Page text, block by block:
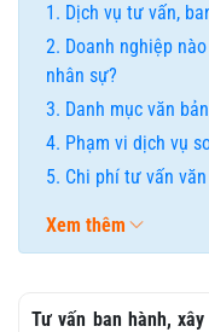
Dịch vụ tư vấn,
Doanh nghiệp
nhân sự?
Danh mục văn
Phạm vi dịch vụ
Chi phí tư vấn
Xem thêm
Tư vấn ban hành,